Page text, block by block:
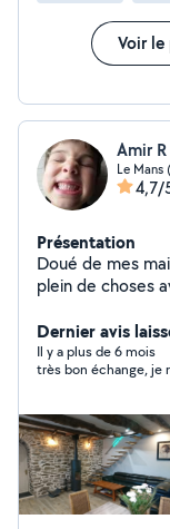
Voir
Amir
Le Mans
4,7/
Présentation
Doué de mes
plein de choses
Dernier avis
Il y a plus de 6 mois
très bon échange, je